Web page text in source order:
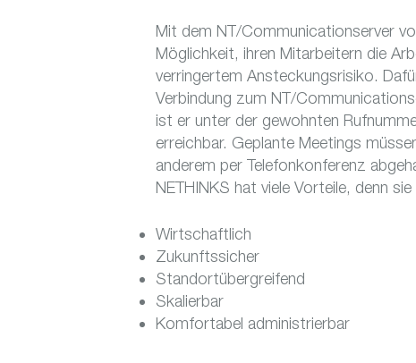
Mit dem NT/Communicationserver
Möglichkeit, ihren Mitarbeitern die
verringertem Ansteckungsrisiko.
Verbindung zum NT/
ist er unter der gewohnten
erreichbar. Geplante Meetings
anderem per Telefonkonferenz
NETHINKS hat viele Vorteile, denn
Wirtschaftlich
Zukunftssicher
Standortübergreifend
Skalierbar
Komfortabel administrierbar